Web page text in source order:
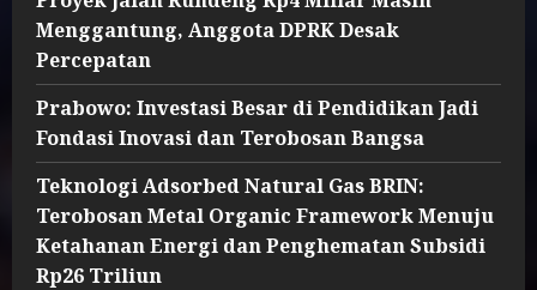
Menggantung, Anggota DPRK Desak
Percepatan
Prabowo: Investasi Besar di Pendidikan Jadi
Fondasi Inovasi dan Terobosan Bangsa
Teknologi Adsorbed Natural Gas BRIN:
Terobosan Metal Organic Framework Menuju
Ketahanan Energi dan Penghematan Subsidi
Rp26 Triliun